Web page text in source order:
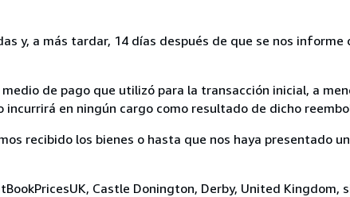
y, a más tardar, 14 días después de que se nos
de pago que utilizó para la transacción inicial, a
en ningún cargo como resultado de dicho
recibido los bienes o hasta que nos haya presentado
Castle Donington, Derby, United Kingdom,